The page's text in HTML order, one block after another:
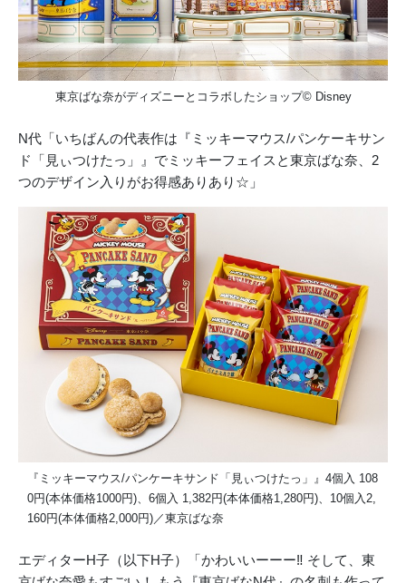
東京ばな奈がディズニーとコラボしたショップ© Disney
N代「いちばんの代表作は『ミッキーマウス/パンケーキサン
ド「見ぃつけたっ」』でミッキーフェイスと東京ばな奈、2
つのデザイン入りがお得感ありあり☆」
『ミッキーマウス/パンケーキサンド「見ぃつけたっ」』4個入 108
0円(本体価格1000円)、6個入 1,382円(本体価格1,280円)、10個入2,
160円(本体価格2,000円)／東京ばな奈
エディターH子（以下H子）「かわいいーーー‼ そして、東